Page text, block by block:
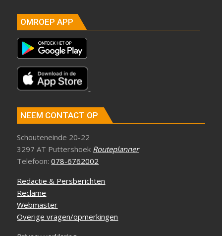
OMROEP APP
NEEM CONTACT OP
Schouteneinde 20-22
3297 AT Puttershoek Routeplanner
Telefoon:078-6762002
Redactie & Persberichten
Reclame
Webmaster
Overige vragen/opmerkingen